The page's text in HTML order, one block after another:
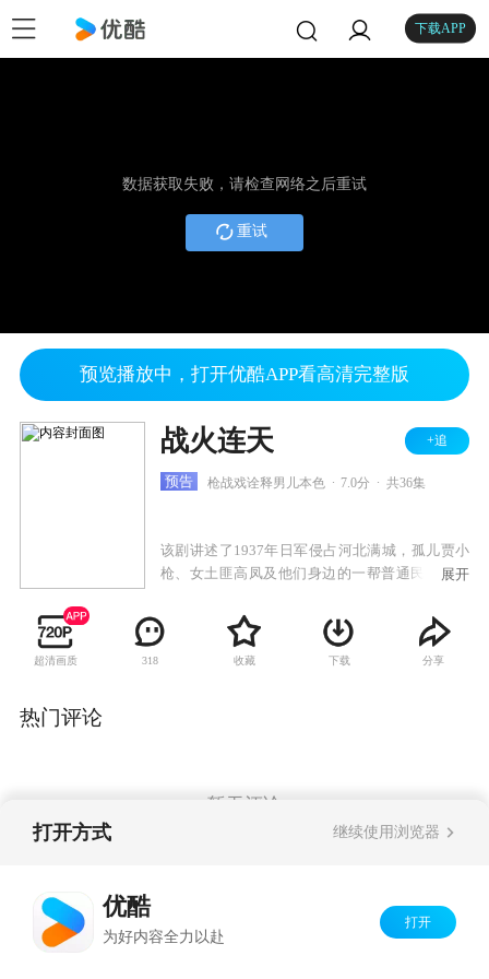
下载APP
数据获取失败，请检查网络之后重试
重试
预览播放中，打开优酷APP看高清完整版
战火连天 +追
预告 枪战戏诠释男儿本色 7.0分 共36集
该剧讲述了1937年日军侵占河北满城，孤儿贾小
枪、女土匪高凤及他们身边的一帮普通民众，在
亡、聚众复仇，到逐渐在八路游击队的引导下，
意识到家国大义，并最终蜕变为一支纪律严明，
让日军闻风丧胆的抗日队伍的动人故事。
展开
超清画质 318 收藏 下载 分享
热门评论
暂无评论
打开方式 继续使用浏览器
优酷
为好内容全力以赴
打开